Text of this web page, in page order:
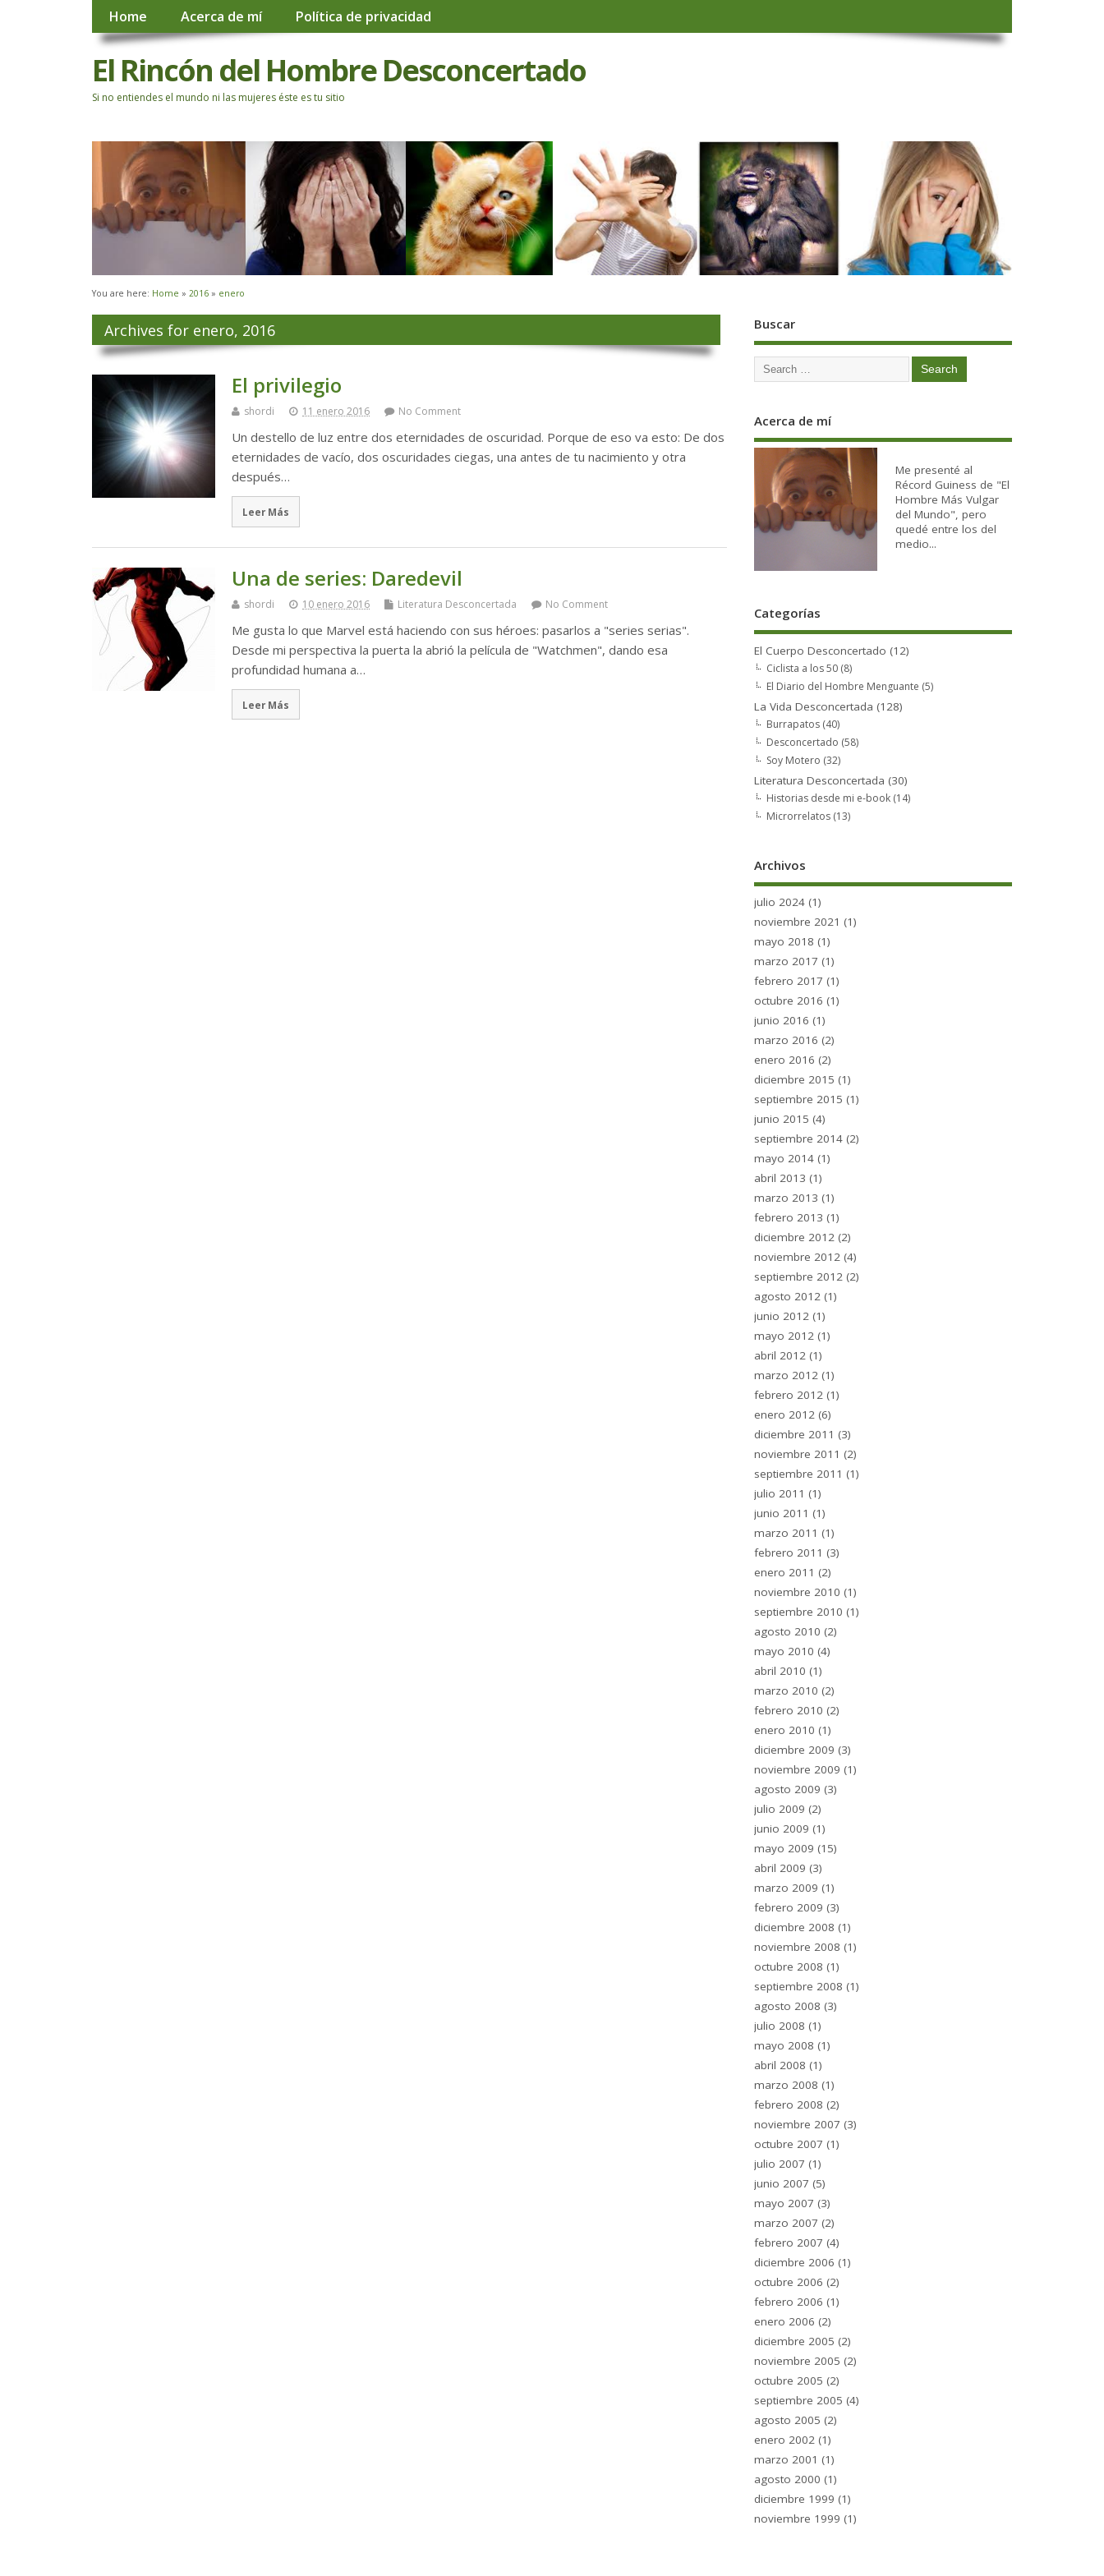
Home Acerca de mí Política de privacidad
El Rincón del Hombre Desconcertado
Si no entiendes el mundo ni las mujeres éste es tu sitio
You are here: Home » 2016 » enero
Archives for enero, 2016
El privilegio
shordi 11 enero 2016 No Comment
Un destello de luz entre dos eternidades de oscuridad. Porque de eso va esto: De dos
eternidades de vacío, dos oscuridades ciegas, una antes de tu nacimiento y otra
después…
Leer Más
Una de series: Daredevil
shordi 10 enero 2016 Literatura Desconcertada No Comment
Me gusta lo que Marvel está haciendo con sus héroes: pasarlos a "series serias".
Desde mi perspectiva la puerta la abrió la película de "Watchmen", dando esa
profundidad humana a…
Leer Más
Buscar
Acerca de mí
Me presenté al
Récord Guiness de "El
Hombre Más Vulgar
del Mundo", pero
quedé entre los del
medio...
Categorías
El Cuerpo Desconcertado (12)
Ciclista a los 50 (8)
El Diario del Hombre Menguante (5)
La Vida Desconcertada (128)
Burrapatos (40)
Desconcertado (58)
Soy Motero (32)
Literatura Desconcertada (30)
Historias desde mi e-book (14)
Microrrelatos (13)
Archivos
julio 2024 (1)
noviembre 2021 (1)
mayo 2018 (1)
marzo 2017 (1)
febrero 2017 (1)
octubre 2016 (1)
junio 2016 (1)
marzo 2016 (2)
enero 2016 (2)
diciembre 2015 (1)
septiembre 2015 (1)
junio 2015 (4)
septiembre 2014 (2)
mayo 2014 (1)
abril 2013 (1)
marzo 2013 (1)
febrero 2013 (1)
diciembre 2012 (2)
noviembre 2012 (4)
septiembre 2012 (2)
agosto 2012 (1)
junio 2012 (1)
mayo 2012 (1)
abril 2012 (1)
marzo 2012 (1)
febrero 2012 (1)
enero 2012 (6)
diciembre 2011 (3)
noviembre 2011 (2)
septiembre 2011 (1)
julio 2011 (1)
junio 2011 (1)
marzo 2011 (1)
febrero 2011 (3)
enero 2011 (2)
noviembre 2010 (1)
septiembre 2010 (1)
agosto 2010 (2)
mayo 2010 (4)
abril 2010 (1)
marzo 2010 (2)
febrero 2010 (2)
enero 2010 (1)
diciembre 2009 (3)
noviembre 2009 (1)
agosto 2009 (3)
julio 2009 (2)
junio 2009 (1)
mayo 2009 (15)
abril 2009 (3)
marzo 2009 (1)
febrero 2009 (3)
diciembre 2008 (1)
noviembre 2008 (1)
octubre 2008 (1)
septiembre 2008 (1)
agosto 2008 (3)
julio 2008 (1)
mayo 2008 (1)
abril 2008 (1)
marzo 2008 (1)
febrero 2008 (2)
noviembre 2007 (3)
octubre 2007 (1)
julio 2007 (1)
junio 2007 (5)
mayo 2007 (3)
marzo 2007 (2)
febrero 2007 (4)
diciembre 2006 (1)
octubre 2006 (2)
febrero 2006 (1)
enero 2006 (2)
diciembre 2005 (2)
noviembre 2005 (2)
octubre 2005 (2)
septiembre 2005 (4)
agosto 2005 (2)
enero 2002 (1)
marzo 2001 (1)
agosto 2000 (1)
diciembre 1999 (1)
noviembre 1999 (1)